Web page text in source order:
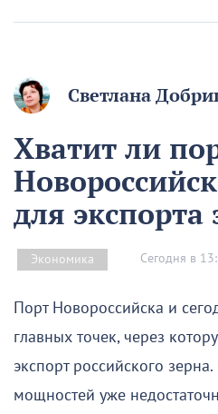
Светлана
Хватит ли
для экспорта
Экономика Сегодня в
Порт Новороссийска и
главных точек, через
экспорт российского
мощностей уже